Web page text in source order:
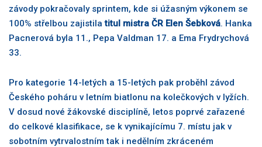
závody pokračovaly sprintem, kde si úžasným výkonem se
100% střelbou zajistilatitul mistra ČR Elen Šebková. Hanka
Pacnerová byla 11., Pepa Valdman 17. a Ema Frydrychová
33.
Pro kategorie 14-letých a 15-letých pak proběhl závod
Českého poháru v letním biatlonu na kolečkových v lyžích.
V dosud nové žákovské disciplíně, letos poprvé zařazené
do celkové klasifikace, se k vynikajícímu 7. místu jak v
sobotním vytrvalostním tak i nedělním zkráceném